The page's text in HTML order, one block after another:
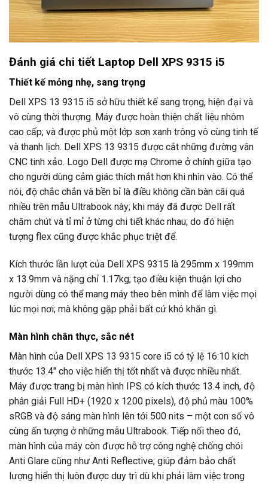
Đánh giá chi tiết Laptop Dell XPS 9315 i5
Thiết kế mỏng nhẹ, sang trọng
Dell XPS 13 9315 i5 sở hữu thiết kế sang trọng, hiện đại và
vô cùng thời thượng. Máy được hoàn thiện chất liệu nhôm
cao cấp; và được phủ một lớp sơn xanh trông vô cùng tinh tế
và thanh lịch. Dell XPS 13 9315 được cắt những đường vân
CNC tinh xảo. Logo Dell được mạ Chrome ở chính giữa tạo
cho người dùng cảm giác thích mắt hơn khi nhìn vào. Có thể
nói, độ chắc chắn và bền bỉ là điều không cần bàn cãi quá
nhiều trên mẫu Ultrabook này; khi máy đã được Dell rất
chăm chút và tỉ mỉ ở từng chi tiết khác nhau; do đó hiện
tượng flex cũng được khắc phục triệt để.
Kích thước lần lượt của Dell XPS 9315 là 295mm x 199mm
x 13.9mm và nặng chỉ 1.17kg; tạo điều kiện thuận lợi cho
người dùng có thể mang máy theo bên mình để làm việc mọi
lúc mọi nơi; mà không gặp phải bất cứ khó khăn gì.
Màn hình chân thực, sắc nét
Màn hình của Dell XPS 13 9315 core i5 có tỷ lệ 16:10 kích
thước 13.4″ cho việc hiển thị tốt nhất và được nhiều nhất.
Máy được trang bị màn hình IPS có kích thước 13.4 inch, độ
phân giải Full HD+ (1920 x 1200 pixels), độ phủ màu 100%
sRGB và độ sáng màn hình lên tới 500 nits – một con số vô
cùng ấn tượng ở những mẫu Ultrabook. Tiếp nối theo đó,
màn hình của máy còn được hỗ trợ công nghệ chống chói
Anti Glare cũng như Anti Reflective; giúp đảm bảo chất
lượng hiển thị luôn được duy trì dù khi phải làm việc trong